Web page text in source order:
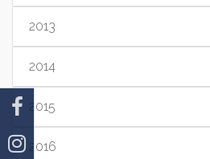
2013
2014
2015
2016